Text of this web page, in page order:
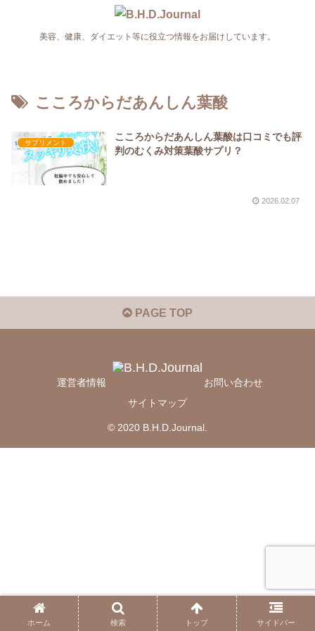
美容、健康、ダイエット等に役立つ情報をお届けしています。
こころからだあんしん葉酸
サプリメント
こころからだあんしん葉酸は口コミでも評
判のむくみ対策葉酸サプリ？
2026.02.07
PAGE TOP
運営者情報
お問い合わせ
サイトマップ
© 2020 B.H.D.Journal.
ホーム 検索 トップ サイドバー